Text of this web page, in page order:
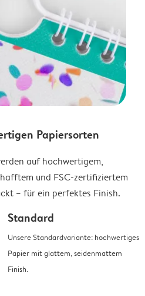
Papiersorten
auf hochwertigem,
und FSC-zertifiziertem
– für ein perfektes Finish.
Standard
Unsere Standardvariante: hochwertiges
Papier mit glattem, seidenmattem
Finish.